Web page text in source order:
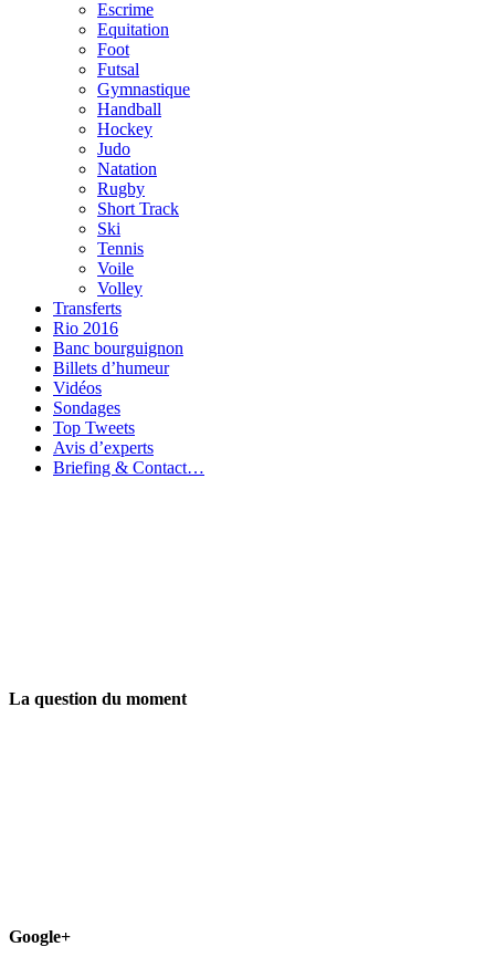
Escrime
Equitation
Foot
Futsal
Gymnastique
Handball
Hockey
Judo
Natation
Rugby
Short Track
Ski
Tennis
Voile
Volley
Transferts
Rio 2016
Banc bourguignon
Billets d’humeur
Vidéos
Sondages
Top Tweets
Avis d’experts
Briefing & Contact…
La question du moment
Google+